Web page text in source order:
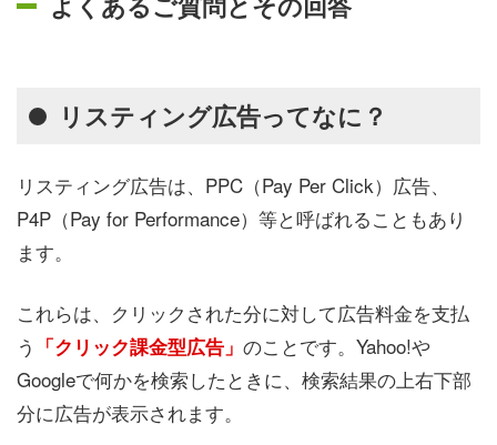
リスティング広告ってなに？
リスティング広告は、PPC（Pay Per Click）広告、
P4P（Pay for Performance）等と呼ばれることもあり
ます。
これらは、クリックされた分に対して広告料金を支払
う 「クリック課金型広告」 のことです。Yahoo!や
Googleで何かを検索したときに、検索結果の上右下部
分に広告が表示されます。